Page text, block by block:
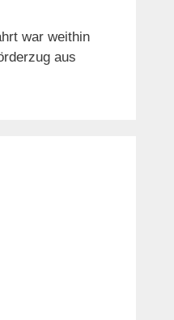
war weithin
aus